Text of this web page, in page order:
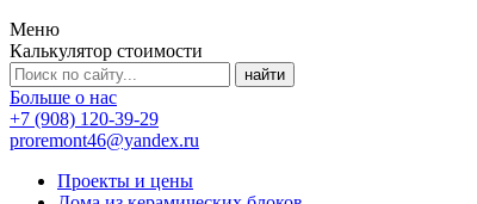
Меню
Калькулятор стоимости
Больше о нас
+7 (908) 120-39-29
proremont46@yandex.ru
Проекты и цены